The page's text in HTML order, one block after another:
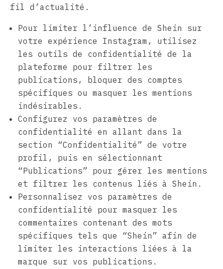
fil d’actualité.
Pour limiter l’influence de Shein sur
votre expérience Instagram, utilisez
les outils de confidentialité de la
plateforme pour filtrer les
publications, bloquer des comptes
spécifiques ou masquer les mentions
indésirables.
Configurez vos paramètres de
confidentialité en allant dans la
section “Confidentialité” de votre
profil, puis en sélectionnant
“Publications” pour gérer les mentions
et filtrer les contenus liés à Shein.
Personnalisez vos paramètres de
confidentialité pour masquer les
commentaires contenant des mots
spécifiques tels que “Shein” afin de
limiter les interactions liées à la
marque sur vos publications.